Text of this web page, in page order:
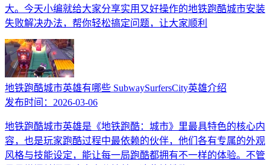
大。今天小编就给大家分享实用又好操作的地铁跑酷城市安装
失败解决办法，帮你轻松搞定问题，让大家顺利
地铁跑酷城市英雄有哪些 SubwaySurfersCity英雄介绍
发布时间： 2026-03-06
地铁跑酷城市英雄是《地铁跑酷：城市》里最具特色的核心内
容，也是玩家跑酷过程中最依赖的伙伴，他们各有专属的外观
风格与技能设定，能让每一局跑酷都拥有不一样的体验。不管